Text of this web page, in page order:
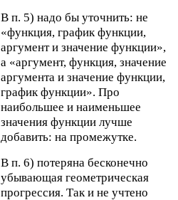
В п. 5) надо бы уточнить: не
«функция, график функции,
аргумент и значение функции»,
а «аргумент, функция, значение
аргумента и значение функции,
график функции». Про
наибольшее и наименьшее
значения функции лучше
добавить: на промежутке.
В п. 6) потеряна бесконечно
убывающая геометрическая
прогрессия. Так и не учтено